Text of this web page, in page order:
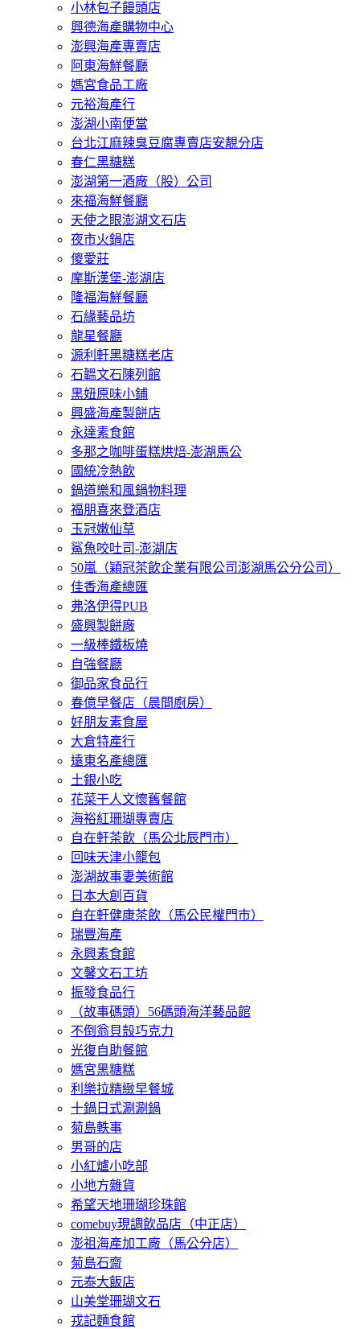
小林包子饅頭店
興德海產購物中心
澎興海產專賣店
阿東海鮮餐廳
媽宮食品工廠
元裕海產行
澎湖小南便當
台北江麻辣臭豆腐專賣店安靚分店
春仁黑糖糕
澎湖第一酒廠（股）公司
來福海鮮餐廳
天使之眼澎湖文石店
夜市火鍋店
傻愛莊
摩斯漢堡-澎湖店
隆福海鮮餐廳
石緣藝品坊
龍星餐廳
源利軒黑糖糕老店
石韞文石陳列館
黑妞原味小鋪
興盛海產製餅店
永達素食館
多那之咖啡蛋糕烘焙-澎湖馬公
國統冷熱飲
鍋道樂和風鍋物料理
福朋喜來登酒店
玉冠嫩仙草
鯊魚咬吐司-澎湖店
50嵐（穎冠茶飲企業有限公司澎湖馬公分公司）
佳香海產總匯
弗洛伊得PUB
盛興製餅廠
一級棒鐵板燒
自強餐廳
御品家食品行
春億早餐店（晨間廚房）
好朋友素食屋
大倉特產行
遠東名產總匯
土銀小吃
花菜干人文懷舊餐館
海裕紅珊瑚專賣店
自在軒茶飲（馬公北辰門市）
回味天津小籠包
澎湖故事妻美術館
日本大創百貨
自在軒健康茶飲（馬公民權門市）
瑞豐海產
永興素食館
文馨文石工坊
振發食品行
（故事碼頭）56碼頭海洋藝品館
不倒翁貝殼巧克力
光復自助餐館
媽宮黑糖糕
利樂拉精緻早餐城
十鍋日式涮涮鍋
菊島軼事
男哥的店
小紅爐小吃部
小地方雜貨
希望天地珊瑚珍珠館
comebuy現調飲品店（中正店）
澎祖海產加工廠（馬公分店）
菊島石齋
元泰大飯店
山美堂珊瑚文石
戎記麵食館